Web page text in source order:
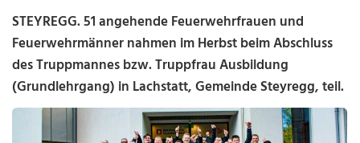
STEYREGG. 51 angehende Feuerwehrfrauen und
Feuerwehrmänner nahmen im Herbst beim Abschluss
des Truppmannes bzw. Truppfrau Ausbildung
(Grundlehrgang) in Lachstatt, Gemeinde Steyregg, teil.